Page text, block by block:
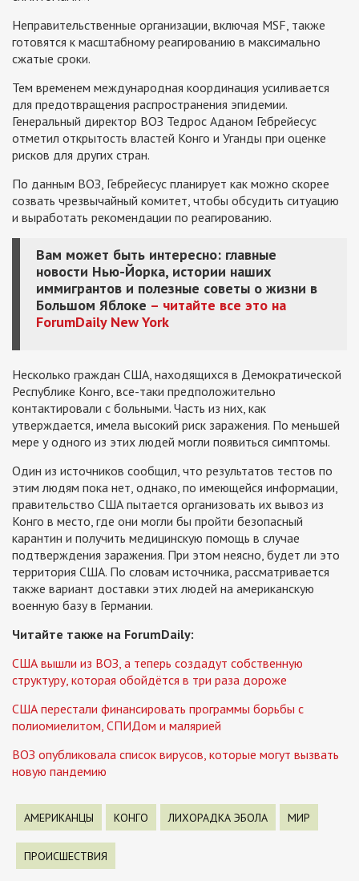
Неправительственные организации, включая MSF, также
готовятся к масштабному реагированию в максимально
сжатые сроки.
Тем временем международная координация усиливается
для предотвращения распространения эпидемии.
Генеральный директор ВОЗ Тедрос Аданом Гебрейесус
отметил открытость властей Конго и Уганды при оценке
рисков для других стран.
По данным ВОЗ, Гебрейесус планирует как можно скорее
созвать чрезвычайный комитет, чтобы обсудить ситуацию
и выработать рекомендации по реагированию.
Вам может быть интересно: главные
новости Нью-Йорка, истории наших
иммигрантов и полезные советы о жизни в
Большом Яблоке – читайте все это на
ForumDaily New York
Несколько граждан США, находящихся в Демократической
Республике Конго, все-таки предположительно
контактировали с больными. Часть из них, как
утверждается, имела высокий риск заражения. По меньшей
мере у одного из этих людей могли появиться симптомы.
Один из источников сообщил, что результатов тестов по
этим людям пока нет, однако, по имеющейся информации,
правительство США пытается организовать их вывоз из
Конго в место, где они могли бы пройти безопасный
карантин и получить медицинскую помощь в случае
подтверждения заражения. При этом неясно, будет ли это
территория США. По словам источника, рассматривается
также вариант доставки этих людей на американскую
военную базу в Германии.
Читайте также на ForumDaily:
США вышли из ВОЗ, а теперь создадут собственную
структуру, которая обойдётся в три раза дороже
США перестали финансировать программы борьбы с
полиомиелитом, СПИДом и малярией
ВОЗ опубликовала список вирусов, которые могут вызвать
новую пандемию
АМЕРИКАНЦЫ КОНГО ЛИХОРАДКА ЭБОЛА МИР
ПРОИСШЕСТВИЯ